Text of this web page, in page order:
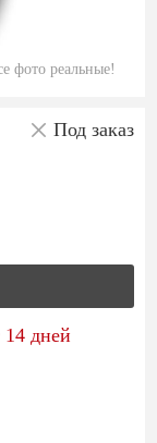
фото реальные!
Под заказ
14 дней